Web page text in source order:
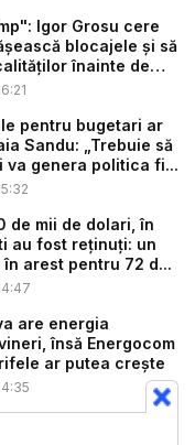
Igor Grosu cere
blocajele și să
înainte de
pentru bugetari ar
Sandu: „Trebuie să
va genera politica fi...
de mii de dolari, în
au fost reținuți: un
arest pentru 72 d...
are energia
însă Energocom
ar putea crește